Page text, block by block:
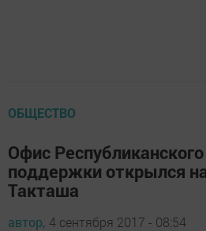
ОБЩЕСТВО
Офис
поддержки открылся
Такташа
автор, 4 сентября 2017 - 08:54